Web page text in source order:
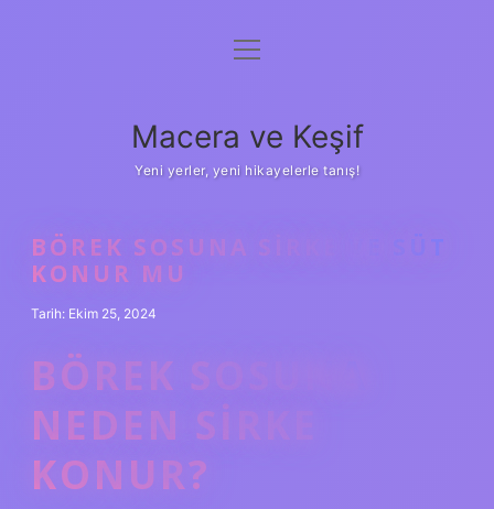
Anasayfa
Yasal Uyarı
menüyü
Macera ve Keşif
Yeni yerler, yeni hikayelerle tanış!
BÖREK SOSUNA SIRKE VE SÜT
KONUR MU
Tarih: Ekim 25, 2024
BÖREK SOSUNA
NEDEN SIRKE
KONUR?